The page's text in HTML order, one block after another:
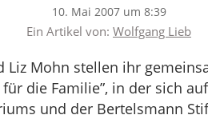
10. Mai 2007 um 8:39
Ein Artikel von: Wolfgang Lieb
Liz Mohn stellen ihr
für die Familie”, in der sich
und der Bertelsmann